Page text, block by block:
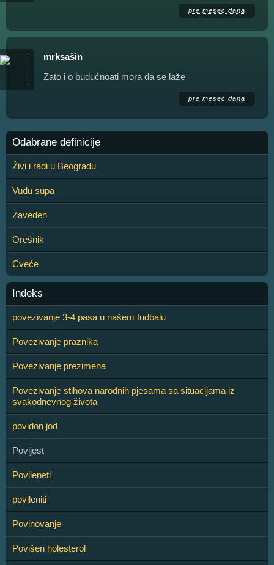
pre mesec dana
mrksašin
Zato i o budućnoati mora da se laže
pre mesec dana
Odabrane definicije
Živi i radi u Beogradu
Vudu supa
Zaveden
Orešnik
Cveće
Indeks
povezivanje 3-4 pasa u našem fudbalu
Povezivanje praznika
Povezivanje prezimena
Povezivanje stihova narodnih pjesama sa situacijama iz
svakodnevnog života
povidon jod
Povijest
Povileneti
povileniti
Povinovanje
Povišen holesterol